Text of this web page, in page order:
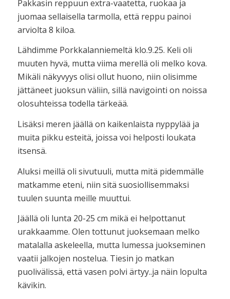
Pakkasin reppuun extra-vaatetta, ruokaa ja
juomaa sellaisella tarmolla, että reppu painoi
arviolta 8 kiloa.
Lähdimme Porkkalanniemeltä klo.9.25. Keli oli
muuten hyvä, mutta viima merellä oli melko kova.
Mikäli näkyvyys olisi ollut huono, niin olisimme
jättäneet juoksun väliin, sillä navigointi on noissa
olosuhteissa todella tärkeää.
Lisäksi meren jäällä on kaikenlaista nyppylää ja
muita pikku esteitä, joissa voi helposti loukata
itsensä.
Aluksi meillä oli sivutuuli, mutta mitä pidemmälle
matkamme eteni, niin sitä suosiollisemmaksi
tuulen suunta meille muuttui.
Jäällä oli lunta 20-25 cm mikä ei helpottanut
urakkaamme. Olen tottunut juoksemaan melko
matalalla askeleella, mutta lumessa juokseminen
vaatii jalkojen nostelua. Tiesin jo matkan
puolivälissä, että vasen polvi ärtyy..ja näin lopulta
kävikin.